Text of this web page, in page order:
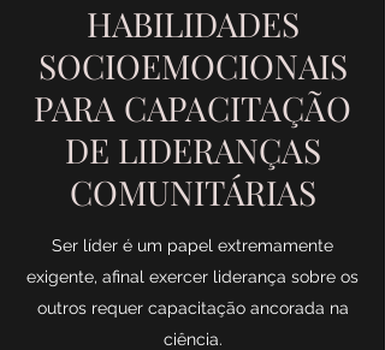
HABILIDADES
SOCIOEMOCIONAIS
PARA CAPACITAÇÃO
DE LIDERANÇAS
COMUNITÁRIAS
Ser líder é um papel extremamente
exigente, afinal exercer liderança sobre os
outros requer capacitação ancorada na
ciência.